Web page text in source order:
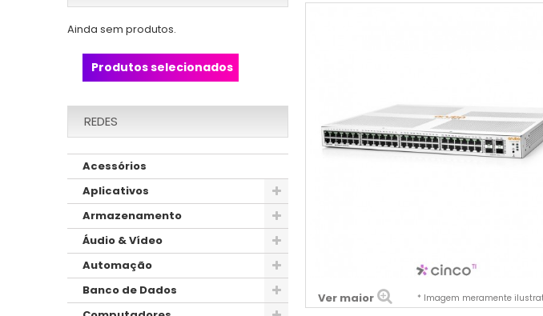
Ainda sem produtos.
Produtos selecionados
REDES
Acessórios
Aplicativos
Armazenamento
Áudio & Vídeo
Automação
Banco de Dados
Ver maior * Imagem meramente